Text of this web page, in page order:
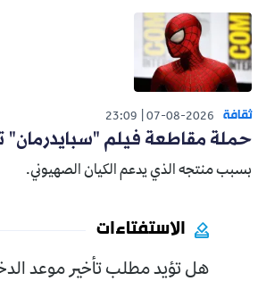
ثقافة 07-08-2026
23:09
حملة مقاطعة فيلم "سبايدرمان"
بسبب منتجه الذي يدعم الكيان الصهيوني.
الاستفتاءات
هل تؤيد مطلب تأخير موعد